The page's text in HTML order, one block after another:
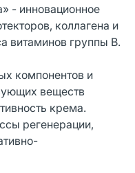
- инновационное
коллагена и
витаминов группы В.
компонентов и
веществ
крема.
регенерации,